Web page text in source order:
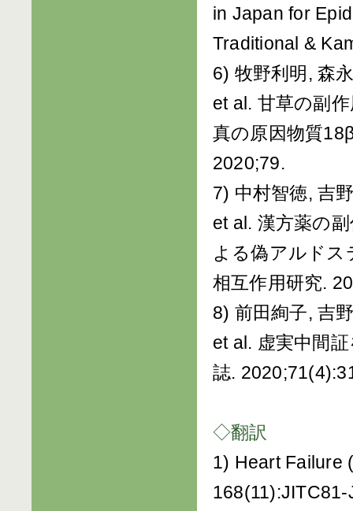
in Japan for
Traditional &
6) 牧野利明, 森
et al. 甘草の副
真の原因物質
2020;79.
7) 中村智徳, 吉
et al. 漢方薬の
よる偽アルドス
相互作用研究.
8) 前田絢子, 吉
et al. 虚実中間
誌.
◇翻訳
1) Heart Failure